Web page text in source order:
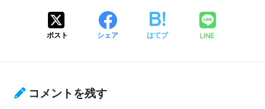
ポスト シェア はてブ LINE
コメントを残す